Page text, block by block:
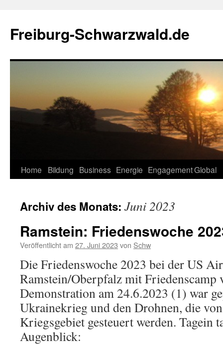
springen
Freiburg-Schwarzwald.de
Home Bildung Business Energie EngagementGlobal
Archiv des Monats: Juni 2023
Ramstein: Friedenswoche
Veröffentlicht am 27. Juni 2023 von Schw
Die Friedenswoche 2023 bei der US
Ramstein/Oberpfalz mit Friedenscamp
Demonstration am 24.6.2023 (1) war
Ukrainekrieg und den Drohnen, die
Kriegsgebiet gesteuert werden. Tagein
Augenblick: